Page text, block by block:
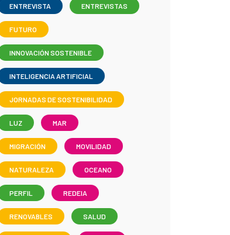
ENTREVISTA ENTREVISTAS
FUTURO
INNOVACIÓN SOSTENIBLE
INTELIGENCIA ARTIFICIAL
JORNADAS DE SOSTENIBILIDAD
LUZ MAR
MIGRACIÓN MOVILIDAD
NATURALEZA OCEANO
PERFIL REDEIA
RENOVABLES SALUD